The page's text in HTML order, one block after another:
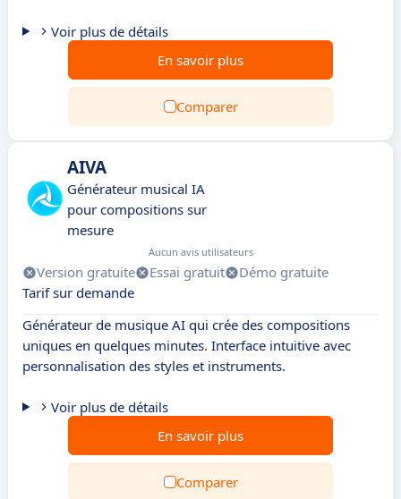
Voir plus de détails
En savoir plus
Comparer
AIVA
Générateur musical IA
pour compositions sur
mesure
Aucun avis utilisateurs
Version gratuite Essai gratuit
Démo gratuite
Tarif sur demande
Générateur de musique AI qui crée des compositions
uniques en quelques minutes. Interface intuitive avec
personnalisation des styles et instruments.
Voir plus de détails
En savoir plus
Comparer